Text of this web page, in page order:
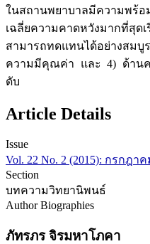
ในสถานพยาบาลมีความพ
เฉลี่ยความคาดหวังมากที่สุ
สามารถทดแทนได้อย่างสม
ความมีคุณค่า และ 4) ด้านค
ดับ
Article Details
Issue
Vol. 22 No. 2 (2015): กรกฎา
Section
บทความวิทยานิพนธ์
Author Biographies
ภัทรภร จิรมหาโภคา